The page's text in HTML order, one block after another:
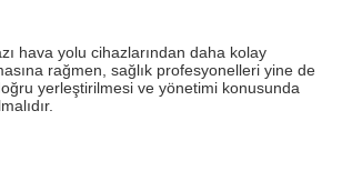
hava yolu cihazlarından daha kolay
rağmen, sağlık profesyonelleri yine de
yerleştirilmesi ve yönetimi konusunda